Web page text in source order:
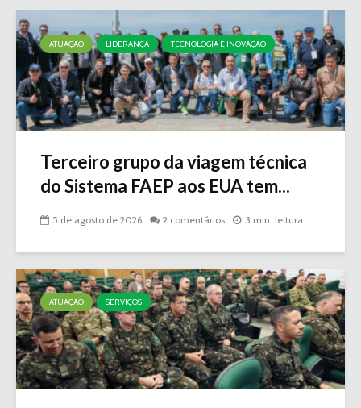
ATUAÇÃO LIDERANÇA TECNOLOGIA E INOVAÇÃO
Terceiro grupo da viagem técnica
do Sistema FAEP aos EUA tem...
5 de agosto de 2026 2 comentários 3 min. leitura
ATUAÇÃO SERVIÇOS